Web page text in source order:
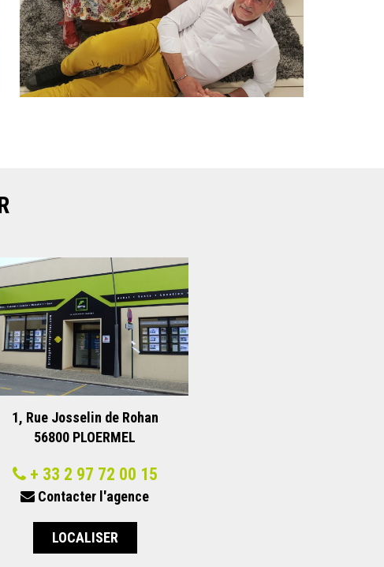
1, Rue Josselin de Rohan
56800 PLOERMEL
+ 33 2 97 72 00 15
Contacter l'agence
LOCALISER